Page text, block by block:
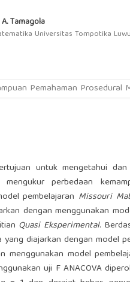
Tamagola
Universitas Tompotika
Pemahaman Prosedural
untuk mengetahui
mengukur perbedaan
pembelajaran Missouri
dengan menggunakan
Quasi Eksperimental.
yang diajarkan dengan model
menggunakan model
uji F ANACOVA